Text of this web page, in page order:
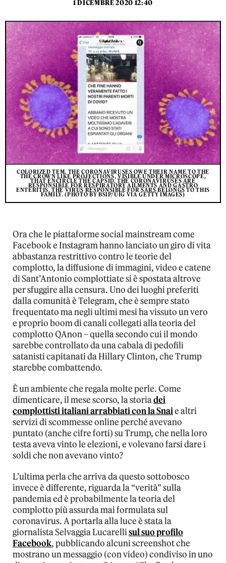
1 DICEMBRE 2020 12:40
COLORIZED TEM. THE CORONAVIRUSES OWE THEIR NAME TO THE
THE CROWN LIKE PROJECTIONS, VISIBLE UNDER MICROSCOPE,
THAT ENCIRCLE THE CAPSID. THE CORONAVIRUSES ARE
RESPONSIBLE FOR RESPIRATORY AILMENTS AND GASTRO
ENTERITIS. THE VIRUS RESPONSIBLE FOR SARS BELONGS TO THIS
FAMILY. (PHOTO BY BSIP/UIG VIA GETTY IMAGES)
Ora che le piattaforme social mainstream come
Facebook e Instagram hanno lanciato un giro di vita
abbastanza restrittivo contro le teorie del
complotto, la diffusione di immagini, video e catene
di Sant’Antonio complottiate si è spostata altrove
per sfuggire alla censura. Uno dei luoghi preferiti
dalla comunità è Telegram, che è sempre stato
frequentato ma negli ultimi mesi ha vissuto un vero
e proprio boom di canali collegati alla teoria del
complotto QAnon – quella secondo cui il mondo
sarebbe controllato da una cabala di pedofili
satanisti capitanati da Hillary Clinton, che Trump
starebbe combattendo.
È un ambiente che regala molte perle. Come
dimenticare, il mese scorso, la storiadei
complottisti italiani arrabbiati con la Snaie altri
servizi di scommesse online perché avevano
puntato (anche cifre forti) su Trump, che nella loro
testa aveva vinto le elezioni, e volevano farsi dare i
soldi che non avevano vinto?
L’ultima perla che arriva da questo sottobosco
invece è differente, riguarda la “verità” sulla
pandemia ed è probabilmente la teoria del
complotto più assurda mai formulata sul
coronavirus. A portarla alla luce è stata la
giornalista Selvaggia Lucarellisul suo profilo
Facebook, pubblicando alcuni screenshot che
mostrano un messaggio (con video) condiviso in uno